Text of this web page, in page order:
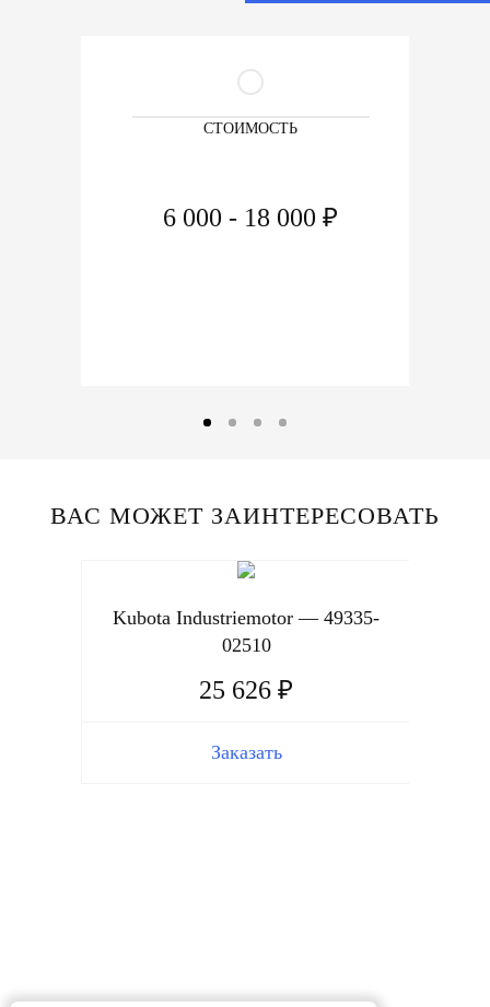
СТОИМОСТЬ
6 000 - 18 000 ₽
ВАС МОЖЕТ ЗАИНТЕРЕСОВАТЬ
Kubota Industriemotor — 49335-
02510
25 626 ₽
Заказать